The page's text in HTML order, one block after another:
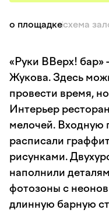
о площадкесхема
«Руки ВВерх!
Жукова. Здесь
провести время,
Интерьер
мелочей. Входную
расписали
рисунками.
наполнили
фотозоны с
длинную барную